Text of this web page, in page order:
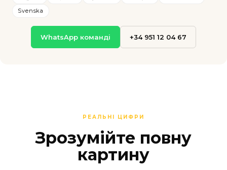
Svenska
WhatsApp команді +34 951 12 04 67
РЕАЛЬНІ ЦИФРИ
Зрозумійте повну
картину